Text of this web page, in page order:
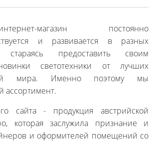
магазин постоянно
и развивается в разных
стараясь предоставить своим
светотехники от лучших
мира. Именно поэтому мы
ассортимент.
сайта - продукция австрийской
которая заслужила признание и
и оформителей помещений со